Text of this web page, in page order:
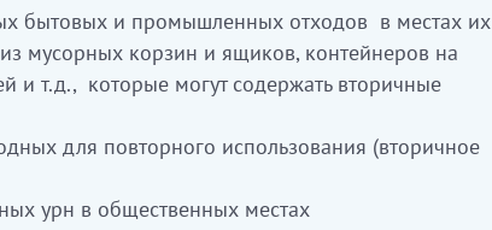
жарамды материалдарды (қайталама шикізат)
қоқыс урналарын қоқыстар жинаукіреді
ғимараттарды бұзудан кейін қалдықтарды
бытовых и промышленных отходов в местах их
мусорных корзин и ящиков, контейнеров на
и т.д., которые могут содержать вторичные
для повторного использования (вторичное
урн в общественных местах